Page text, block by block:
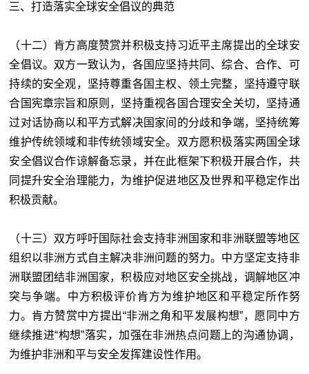
三、打造落实全球安全倡议的典范
（十二）肯方高度赞赏并积极支持习近平主席提出的全球安
全倡议。双方一致认为，各国应坚持共同、综合、合作、可
持续的安全观，坚持尊重各国主权、领土完整，坚持遵守联
合国宪章宗旨和原则，坚持重视各国合理安全关切，坚持通
过对话协商以和平方式解决国家间的分歧和争端，坚持统筹
维护传统领域和非传统领域安全。双方愿积极落实两国全球
安全倡议合作谅解备忘录，并在此框架下积极开展合作，共
同提升安全治理能力，为维护促进地区及世界和平稳定作出
积极贡献。
（十三）双方呼吁国际社会支持非洲国家和非洲联盟等地区
组织以非洲方式自主解决非洲问题的努力。中方坚定支持非
洲联盟团结非洲国家，积极应对地区安全挑战，调解地区冲
突与争端。中方积极评价肯方为维护地区和平稳定所作努
力。肯方赞赏中方提出“非洲之角和平发展构想”，愿同中方
继续推进“构想”落实，加强在非洲热点问题上的沟通协调，
为维护非洲和平与安全发挥建设性作用。